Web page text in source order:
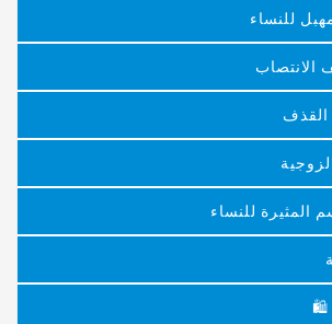
للنساء
الانتصاب
القذف
المثيرة للنساء
🛍